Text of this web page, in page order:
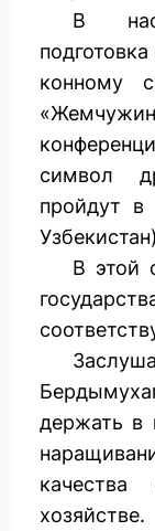
В
конному
символ
пройдут в
В этой
держать в
качества